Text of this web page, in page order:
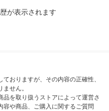
が表示されます
おりますが、その内容の正確性、
せん。
を取り扱うストアによって運営さ
容や商品、ご購入に関するご質問